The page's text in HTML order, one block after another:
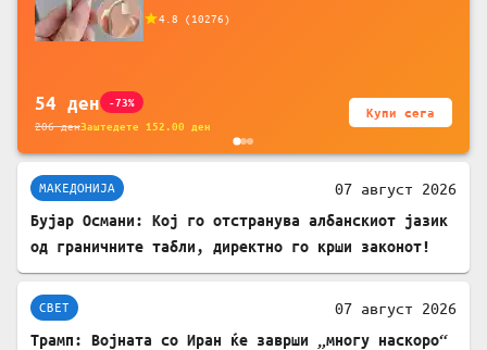
батерија, за мобилни телефони, комплет
4.8 ( 10276)
54 ден -73%
206денЗаштедете 152.00 ден
Купи сега
МАКЕДОНИЈА 07 август 2026
Бујар Османи: Кој го отстранува албанскиот јазик
од граничните табли, директно го крши законот!
СВЕТ 07 август 2026
Трамп: Војната со Иран ќе заврши „многу наскоро“